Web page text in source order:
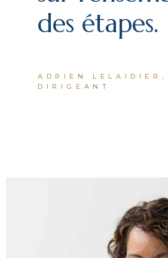
des étapes.
ADRIEN LELAIDIER,
DIRIGEANT